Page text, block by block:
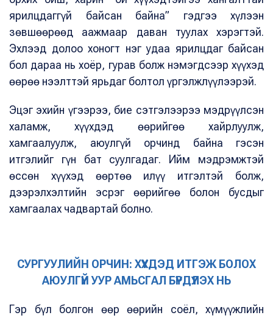
ярилцдаггүй байсан байна” гэдгээ хүлээн
зөвшөөрөөд аажмаар даван туулах хэрэгтэй.
Эхлээд долоо хоногт нэг удаа ярилцдаг байсан
бол дараа нь хоёр, гурав болж нэмэгдсээр хүүхэд
өөрөө нээлттэй ярьдаг болтол үргэлжлүүлээрэй.
Эцэг эхийн үгээрээ, бие сэтгэлээрээ мэдрүүлсэн
халамж, хүүхдэд өөрийгөө хайрлуулж,
хамгаалуулж, аюулгүй орчинд байна гэсэн
итгэлийг гүн бат суулгадаг. Ийм мэдрэмжтэй
өссөн хүүхэд өөртөө илүү итгэлтэй болж,
дээрэлхэлтийн эсрэг өөрийгөө болон бусдыг
хамгаалах чадвартай болно.
СУРГУУЛИЙН ОРЧИН: ХҮҮХДЭД ИТГЭЖ БОЛОХ
АЮУЛГҮЙ УУР АМЬСГАЛ БҮРДҮҮЛЭХ НЬ
Гэр бүл болгон өөр өөрийн соёл, хүмүүжлийн